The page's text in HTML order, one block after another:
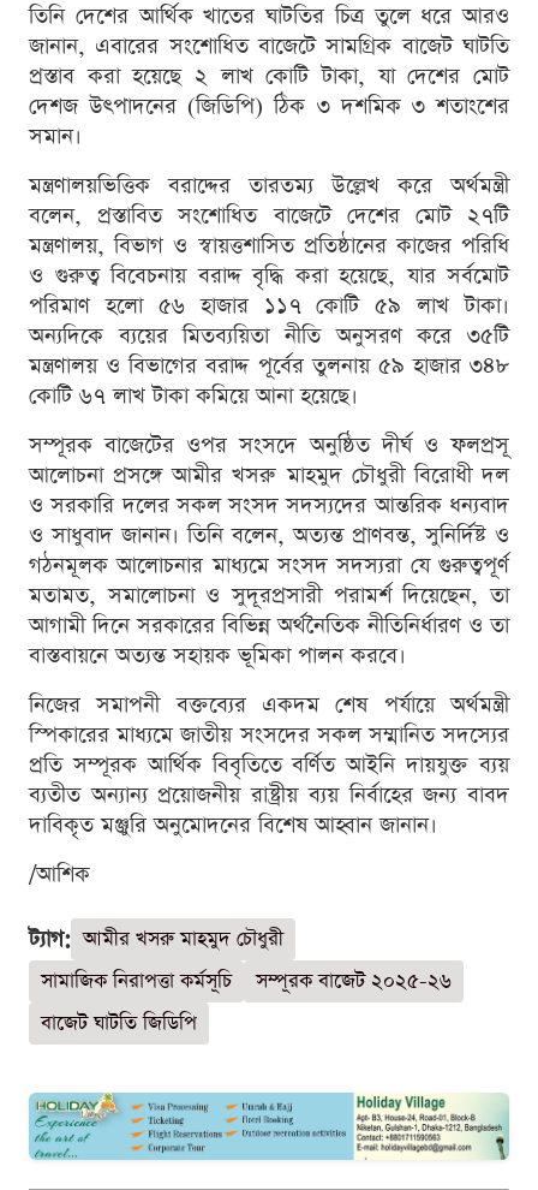
তিনি দেশের আর্থিক খাতের ঘাটতির চিত্র তুলে ধরে আরও
জানান, এবারের সংশোধিত বাজেটে সামগ্রিক বাজেট ঘাটতি
প্রস্তাব করা হয়েছে ২ লাখ কোটি টাকা, যা দেশের মোট
দেশজ উৎপাদনের (জিডিপি) ঠিক ৩ দশমিক ৩ শতাংশের
সমান।
মন্ত্রণালয়ভিত্তিক বরাদ্দের তারতম্য উল্লেখ করে অর্থমন্ত্রী
বলেন, প্রস্তাবিত সংশোধিত বাজেটে দেশের মোট ২৭টি
মন্ত্রণালয়, বিভাগ ও স্বায়ত্তশাসিত প্রতিষ্ঠানের কাজের পরিধি
ও গুরুত্ব বিবেচনায় বরাদ্দ বৃদ্ধি করা হয়েছে, যার সর্বমোট
পরিমাণ হলো ৫৬ হাজার ১১৭ কোটি ৫৯ লাখ টাকা।
অন্যদিকে ব্যয়ের মিতব্যয়িতা নীতি অনুসরণ করে ৩৫টি
মন্ত্রণালয় ও বিভাগের বরাদ্দ পূর্বের তুলনায় ৫৯ হাজার ৩৪৮
কোটি ৬৭ লাখ টাকা কমিয়ে আনা হয়েছে।
সম্পূরক বাজেটের ওপর সংসদে অনুষ্ঠিত দীর্ঘ ও ফলপ্রসূ
আলোচনা প্রসঙ্গে আমীর খসরু মাহমুদ চৌধুরী বিরোধী দল
ও সরকারি দলের সকল সংসদ সদস্যদের আন্তরিক ধন্যবাদ
ও সাধুবাদ জানান। তিনি বলেন, অত্যন্ত প্রাণবন্ত, সুনির্দিষ্ট ও
গঠনমূলক আলোচনার মাধ্যমে সংসদ সদস্যরা যে গুরুত্বপূর্ণ
মতামত, সমালোচনা ও সুদূরপ্রসারী পরামর্শ দিয়েছেন, তা
আগামী দিনে সরকারের বিভিন্ন অর্থনৈতিক নীতিনির্ধারণ ও তা
বাস্তবায়নে অত্যন্ত সহায়ক ভূমিকা পালন করবে।
নিজের সমাপনী বক্তব্যের একদম শেষ পর্যায়ে অর্থমন্ত্রী
স্পিকারের মাধ্যমে জাতীয় সংসদের সকল সম্মানিত সদস্যের
প্রতি সম্পূরক আর্থিক বিবৃতিতে বর্ণিত আইনি দায়যুক্ত ব্যয়
ব্যতীত অন্যান্য প্রয়োজনীয় রাষ্ট্রীয় ব্যয় নির্বাহের জন্য বাবদ
দাবিকৃত মঞ্জুরি অনুমোদনের বিশেষ আহ্বান জানান।
/আশিক
ট্যাগ: আমীর খসরু মাহমুদ চৌধুরী
সামাজিক নিরাপত্তা কর্মসূচি
সম্পূরক বাজেট ২০২৫-২৬
বাজেট ঘাটতি জিডিপি